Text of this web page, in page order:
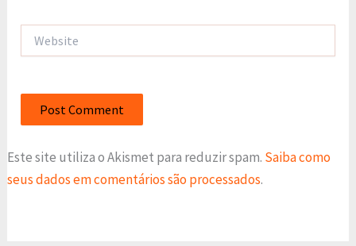
Este site utiliza o Akismet para reduzir spam. Saiba como
seus dados em comentários são processados.